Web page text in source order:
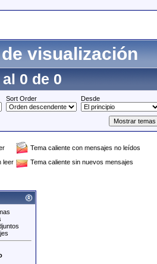
visualización
0 de 0
Sort Order Desde
Tema caliente con mensajes no leídos
leer
Tema caliente sin nuevos mensajes